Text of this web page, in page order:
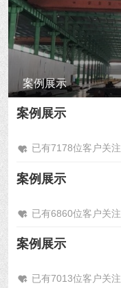
案例展示
案例展示
已有7178位客户关注
案例展示
已有6860位客户关注
案例展示
已有7013位客户关注